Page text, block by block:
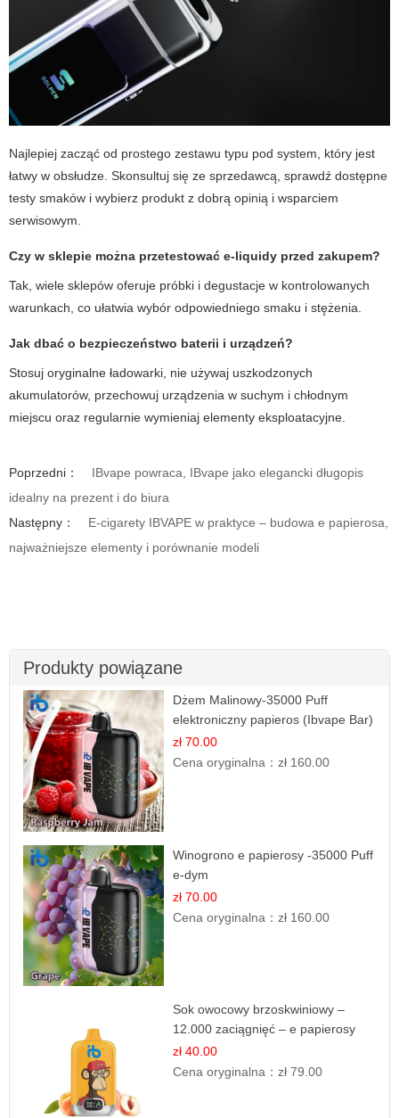
Najlepiej zacząć od prostego zestawu typu pod system, który jest
łatwy w obsłudze. Skonsultuj się ze sprzedawcą, sprawdź dostępne
testy smaków i wybierz produkt z dobrą opinią i wsparciem
serwisowym.
Czy w sklepie można przetestować e-liquidy przed zakupem?
Tak, wiele sklepów oferuje próbki i degustacje w kontrolowanych
warunkach, co ułatwia wybór odpowiedniego smaku i stężenia.
Jak dbać o bezpieczeństwo baterii i urządzeń?
Stosuj oryginalne ładowarki, nie używaj uszkodzonych
akumulatorów, przechowuj urządzenia w suchym i chłodnym
miejscu oraz regularnie wymieniaj elementy eksploatacyjne.
Poprzedni：
IBvape powraca, IBvape jako elegancki długopis
idealny na prezent i do biura
Następny：
E-cigarety IBVAPE w praktyce – budowa e papierosa,
najważniejsze elementy i porównanie modeli
Produkty powiązane
Dżem Malinowy-35000 Puff
elektroniczny papieros (Ibvape Bar)
zł 70.00
Cena oryginalna：zł 160.00
Winogrono e papierosy -35000 Puff
e-dym
zł 70.00
Cena oryginalna：zł 160.00
Sok owocowy brzoskwiniowy –
12.000 zaciągnięć – e papierosy
jednorazowe
zł 40.00
Cena oryginalna：zł 79.00